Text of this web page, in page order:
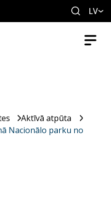
LV
Aktīvā atpūta
Nacionālo parku no